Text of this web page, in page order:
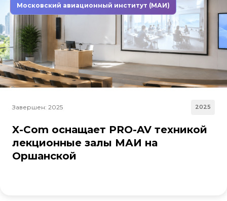
Московский авиационный институт (МАИ)
Завершен: 2025 2025
X-Com оснащает PRO-AV техникой
лекционные залы МАИ на
Оршанской